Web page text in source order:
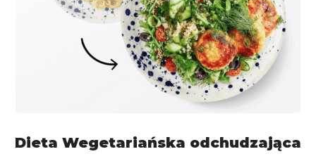
Dieta Wegetariańska odchudzająca